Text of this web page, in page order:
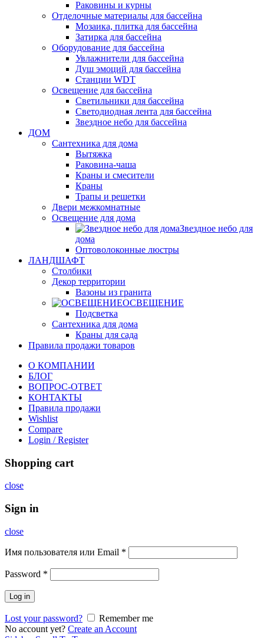
Раковины и курны
Отделочные материалы для бассейна
Мозаика, плитка для бассейна
Затирка для бассейна
Оборудование для бассейна
Увлажнители для бассейна
Душ эмоций для бассейна
Станции WDT
Освещение для бассейна
Светильники для бассейна
Светодиодная лента для бассейна
Звездное небо для бассейна
ДОМ
Сантехника для дома
Вытяжка
Раковина-чаша
Краны и смесители
Краны
Трапы и решетки
Двери межкомнатные
Освещение для дома
Звездное небо для
дома
Оптоволоконные люстры
ЛАНДШАФТ
Столбики
Декор территории
Вазоны из гранита
ОСВЕЩЕНИЕ
Подсветка
Сантехника для дома
Краны для сада
Правила продажи товаров
О КОМПАНИИ
БЛОГ
ВОПРОС-ОТВЕТ
КОНТАКТЫ
Правила продажи
Wishlist
Compare
Login / Register
Shopping cart
close
Sign in
close
Имя пользователя или Email *
Password *
Log in
Lost your password?
Remember me
No account yet? Create an Account